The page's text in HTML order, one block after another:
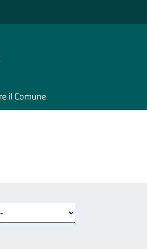
il Comune